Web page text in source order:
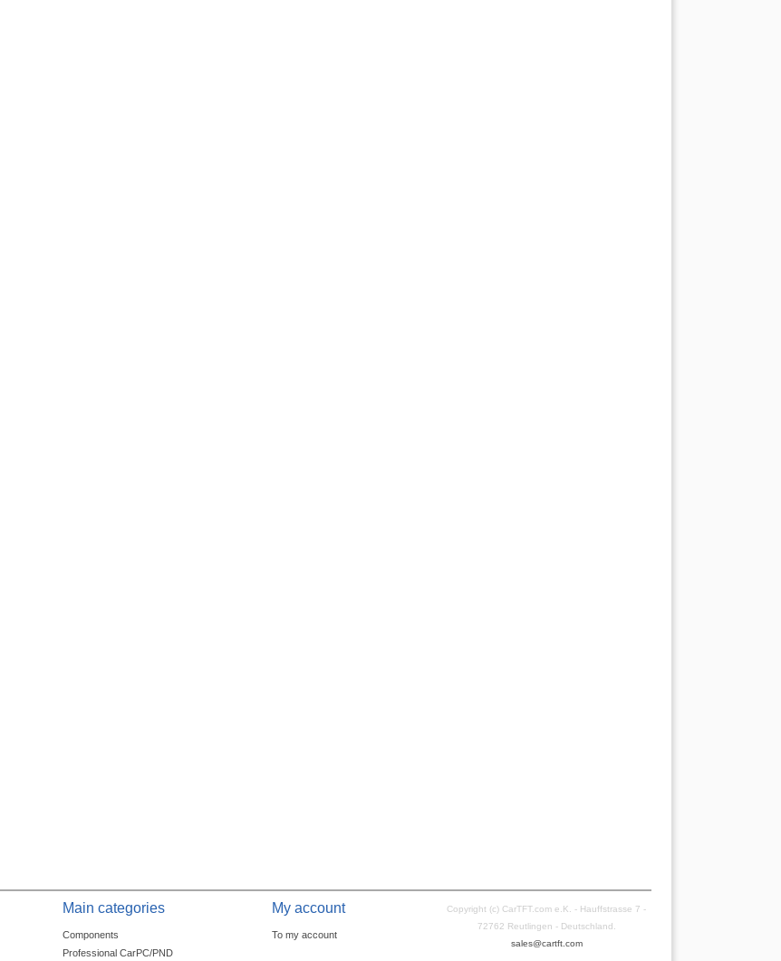
Main categories
Components
Professional CarPC/PND
My account
To my account
Copyright (c) CarTFT.com e.K. - Hauffstrasse 7 -
72762 Reutlingen - Deutschland.
sales@cartft.com